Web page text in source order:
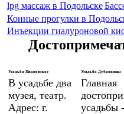
lpg массаж в Подольске
Конные прогулки в
Инъекции гиалуроновой
Усадьба Ивановское
В усадьбе два
музея, театр.
Адрес: г.
Усадьба Дубровицы
Главная
усадьбы